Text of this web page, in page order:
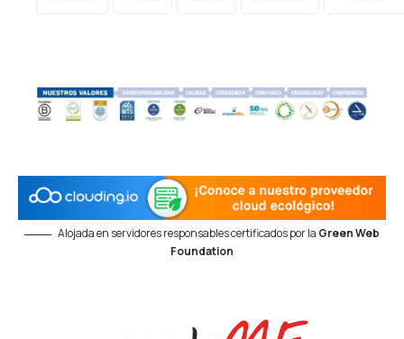
Alojada en servidores responsables certificados por la Green Web
Foundation